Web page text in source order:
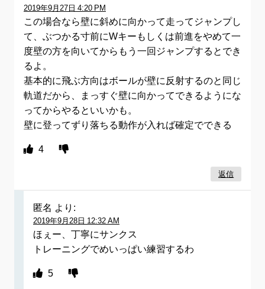
2019年9月27日 4:20 PM
この場合なら壁に斜めに向かって走ってジャンプし
て、ぶつかる寸前にWキーもしくは前進をやめて一
度壁の方を向いてからもう一回ジャンプするとでき
るよ。
基本的に飛ぶ方向はボールが壁に反射するのと同じ
軌道だから、まっすぐ壁に向かってできるようにな
ってからやるといいかも。
壁に登ってずり落ちる動作が入れば確定でできる
4
返信
匿名 より:
2019年9月28日 12:32 AM
ほぇー、丁寧にサンクス
トレーニングでめいっぱい練習するわ
5